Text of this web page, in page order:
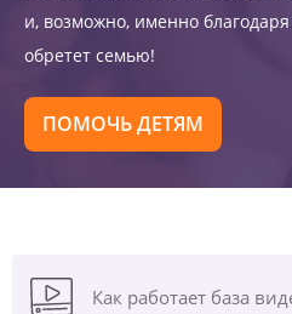
и, возможно, именно
обретет семью!
ПОМОЧЬ ДЕТЯМ
Как работает база